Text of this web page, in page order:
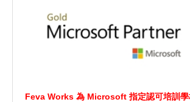
Feva Works 為 Microsoft 指定認可培訓學